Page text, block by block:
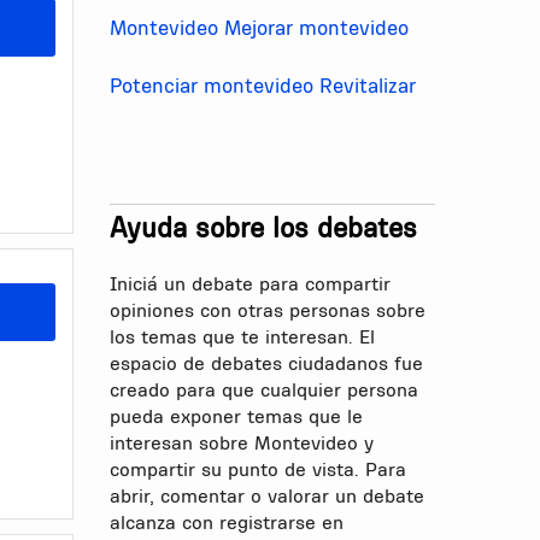
Montevideo Mejorar montevideo
Potenciar montevideo Revitalizar
Ayuda sobre los debates
Iniciá un debate para compartir
opiniones con otras personas sobre
los temas que te interesan. El
espacio de debates ciudadanos fue
creado para que cualquier persona
pueda exponer temas que le
interesan sobre Montevideo y
compartir su punto de vista. Para
abrir, comentar o valorar un debate
alcanza con registrarse en